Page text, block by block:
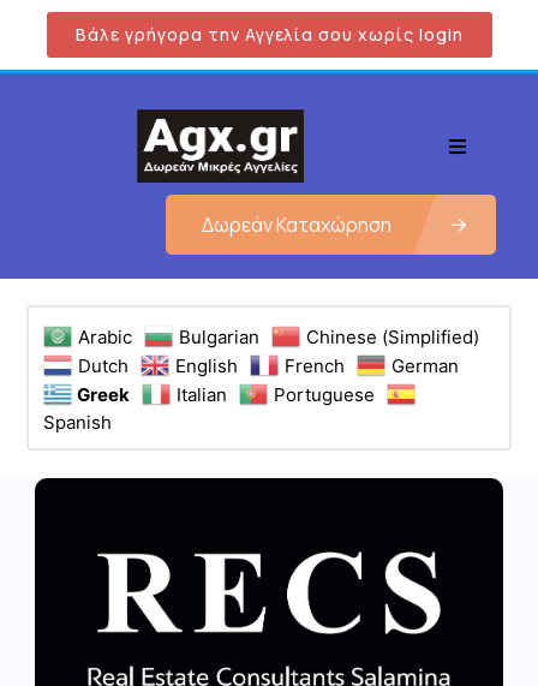
Βάλε γρήγορα την Αγγελία σου χωρίς login
Δωρεάν Καταχώρηση
Arabic Bulgarian
Chinese (Simplified)
Dutch
English French
German
Greek
Italian
Portuguese
Spanish